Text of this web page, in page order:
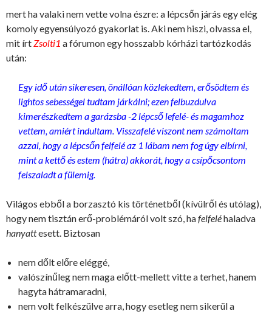
mert ha valaki nem vette volna észre: a lépcsőn járás egy elég
komoly egyensúlyozó gyakorlat is. Aki nem hiszi, olvassa el,
mit írtZsolti1 a fórumon egy hosszabb kórházi tartózkodás
után:
Egy idő után sikeresen, önállóan közlekedtem, erősödtem és
lightos sebességel tudtam járkálni; ezen felbuzdulva
kimerészkedtem a garázsba -2 lépcső lefelé- és magamhoz
vettem, amiért indultam. Visszafelé viszont nem számoltam
azzal, hogy a lépcsőn felfelé az 1 lábam nem fog úgy elbírni,
mint a kettő és estem (hátra) akkorát, hogy a csípőcsontom
felszaladt a fülemig.
Világos ebből a borzasztó kis történetből (kívülről és utólag),
hogy nem tisztán erő-problémáról volt szó, hafelfeléhaladva
hanyattesett. Biztosan
nem dőlt előre eléggé,
valószínűleg nem maga előtt-mellett vitte a terhet, hanem
hagyta hátramaradni,
nem volt felkészülve arra, hogy esetleg nem sikerül a